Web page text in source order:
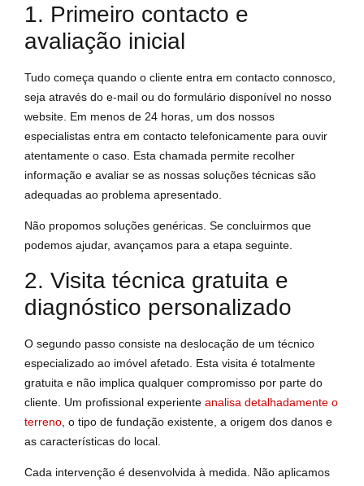
1. Primeiro contacto e
avaliação inicial
Tudo começa quando o cliente entra em contacto connosco,
seja através do e-mail ou do formulário disponível no nosso
website. Em menos de 24 horas, um dos nossos
especialistas entra em contacto telefonicamente para ouvir
atentamente o caso. Esta chamada permite recolher
informação e avaliar se as nossas soluções técnicas são
adequadas ao problema apresentado.
Não propomos soluções genéricas. Se concluirmos que
podemos ajudar, avançamos para a etapa seguinte.
2. Visita técnica gratuita e
diagnóstico personalizado
O segundo passo consiste na deslocação de um técnico
especializado ao imóvel afetado. Esta visita é totalmente
gratuita e não implica qualquer compromisso por parte do
cliente. Um profissional experiente analisa detalhadamente o
terreno , o tipo de fundação existente, a origem dos danos e
as características do local.
Cada intervenção é desenvolvida à medida. Não aplicamos